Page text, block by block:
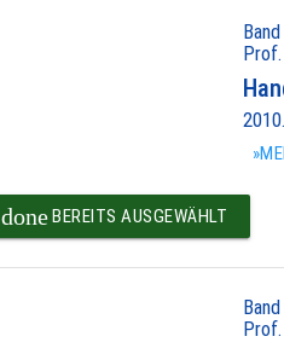
doneBEREITS AUSGEWÄHLT